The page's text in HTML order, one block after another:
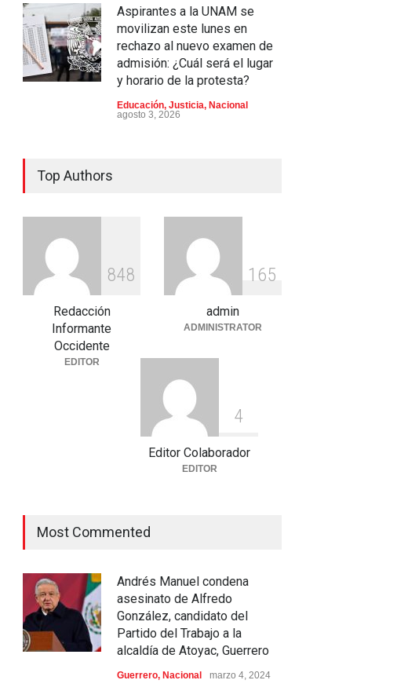
demandas de transparencia,
Aspirantes a la UNAM se
movilizan este lunes en
rechazo al nuevo examen de
admisión: ¿Cuál será el lugar
y horario de la protesta?
Educación, Justicia, Nacional
agosto 3, 2026
Entre críticas por nepotismo y
demandas de transparencia,
COREMEX enfrenta un nuevo
desafío
Uncategorized julio 30, 2026
Top Authors
848
Redacción
Informante
Occidente
EDITOR
1 65
admin
ADMINISTRATOR
4
Editor Colaborador
EDITOR
Most Commented
Andrés Manuel condena
asesinato de Alfredo
González, candidato del
Partido del Trabajo a la
alcaldía de Atoyac, Guerrero
Guerrero, Nacional marzo 4, 2024